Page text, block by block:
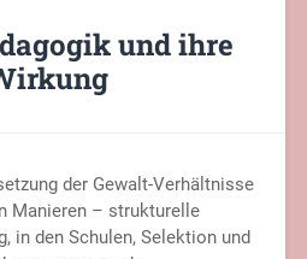
und ihre
der Gewalt-Verhältnisse
Manieren – strukturelle
in den Schulen, Selektion und